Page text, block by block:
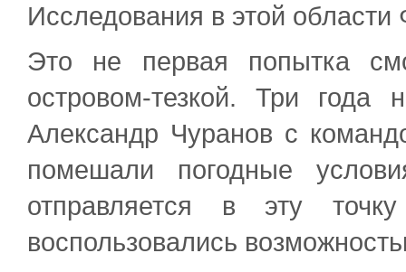
Исследования в этой
Это не первая попытка
островом-тезкой. Три года
Александр Чуранов с
помешали погодные
отправляется в эту
воспользовались